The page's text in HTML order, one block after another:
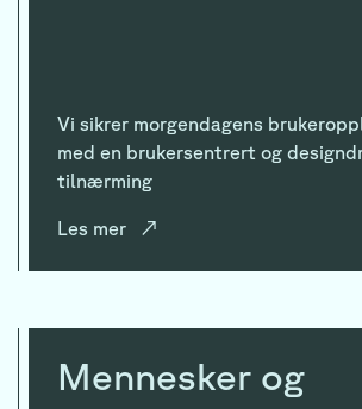
Vi sikrer morgendagens
med en brukersentrert og
tilnærming
Les mer ↗
Mennesker og